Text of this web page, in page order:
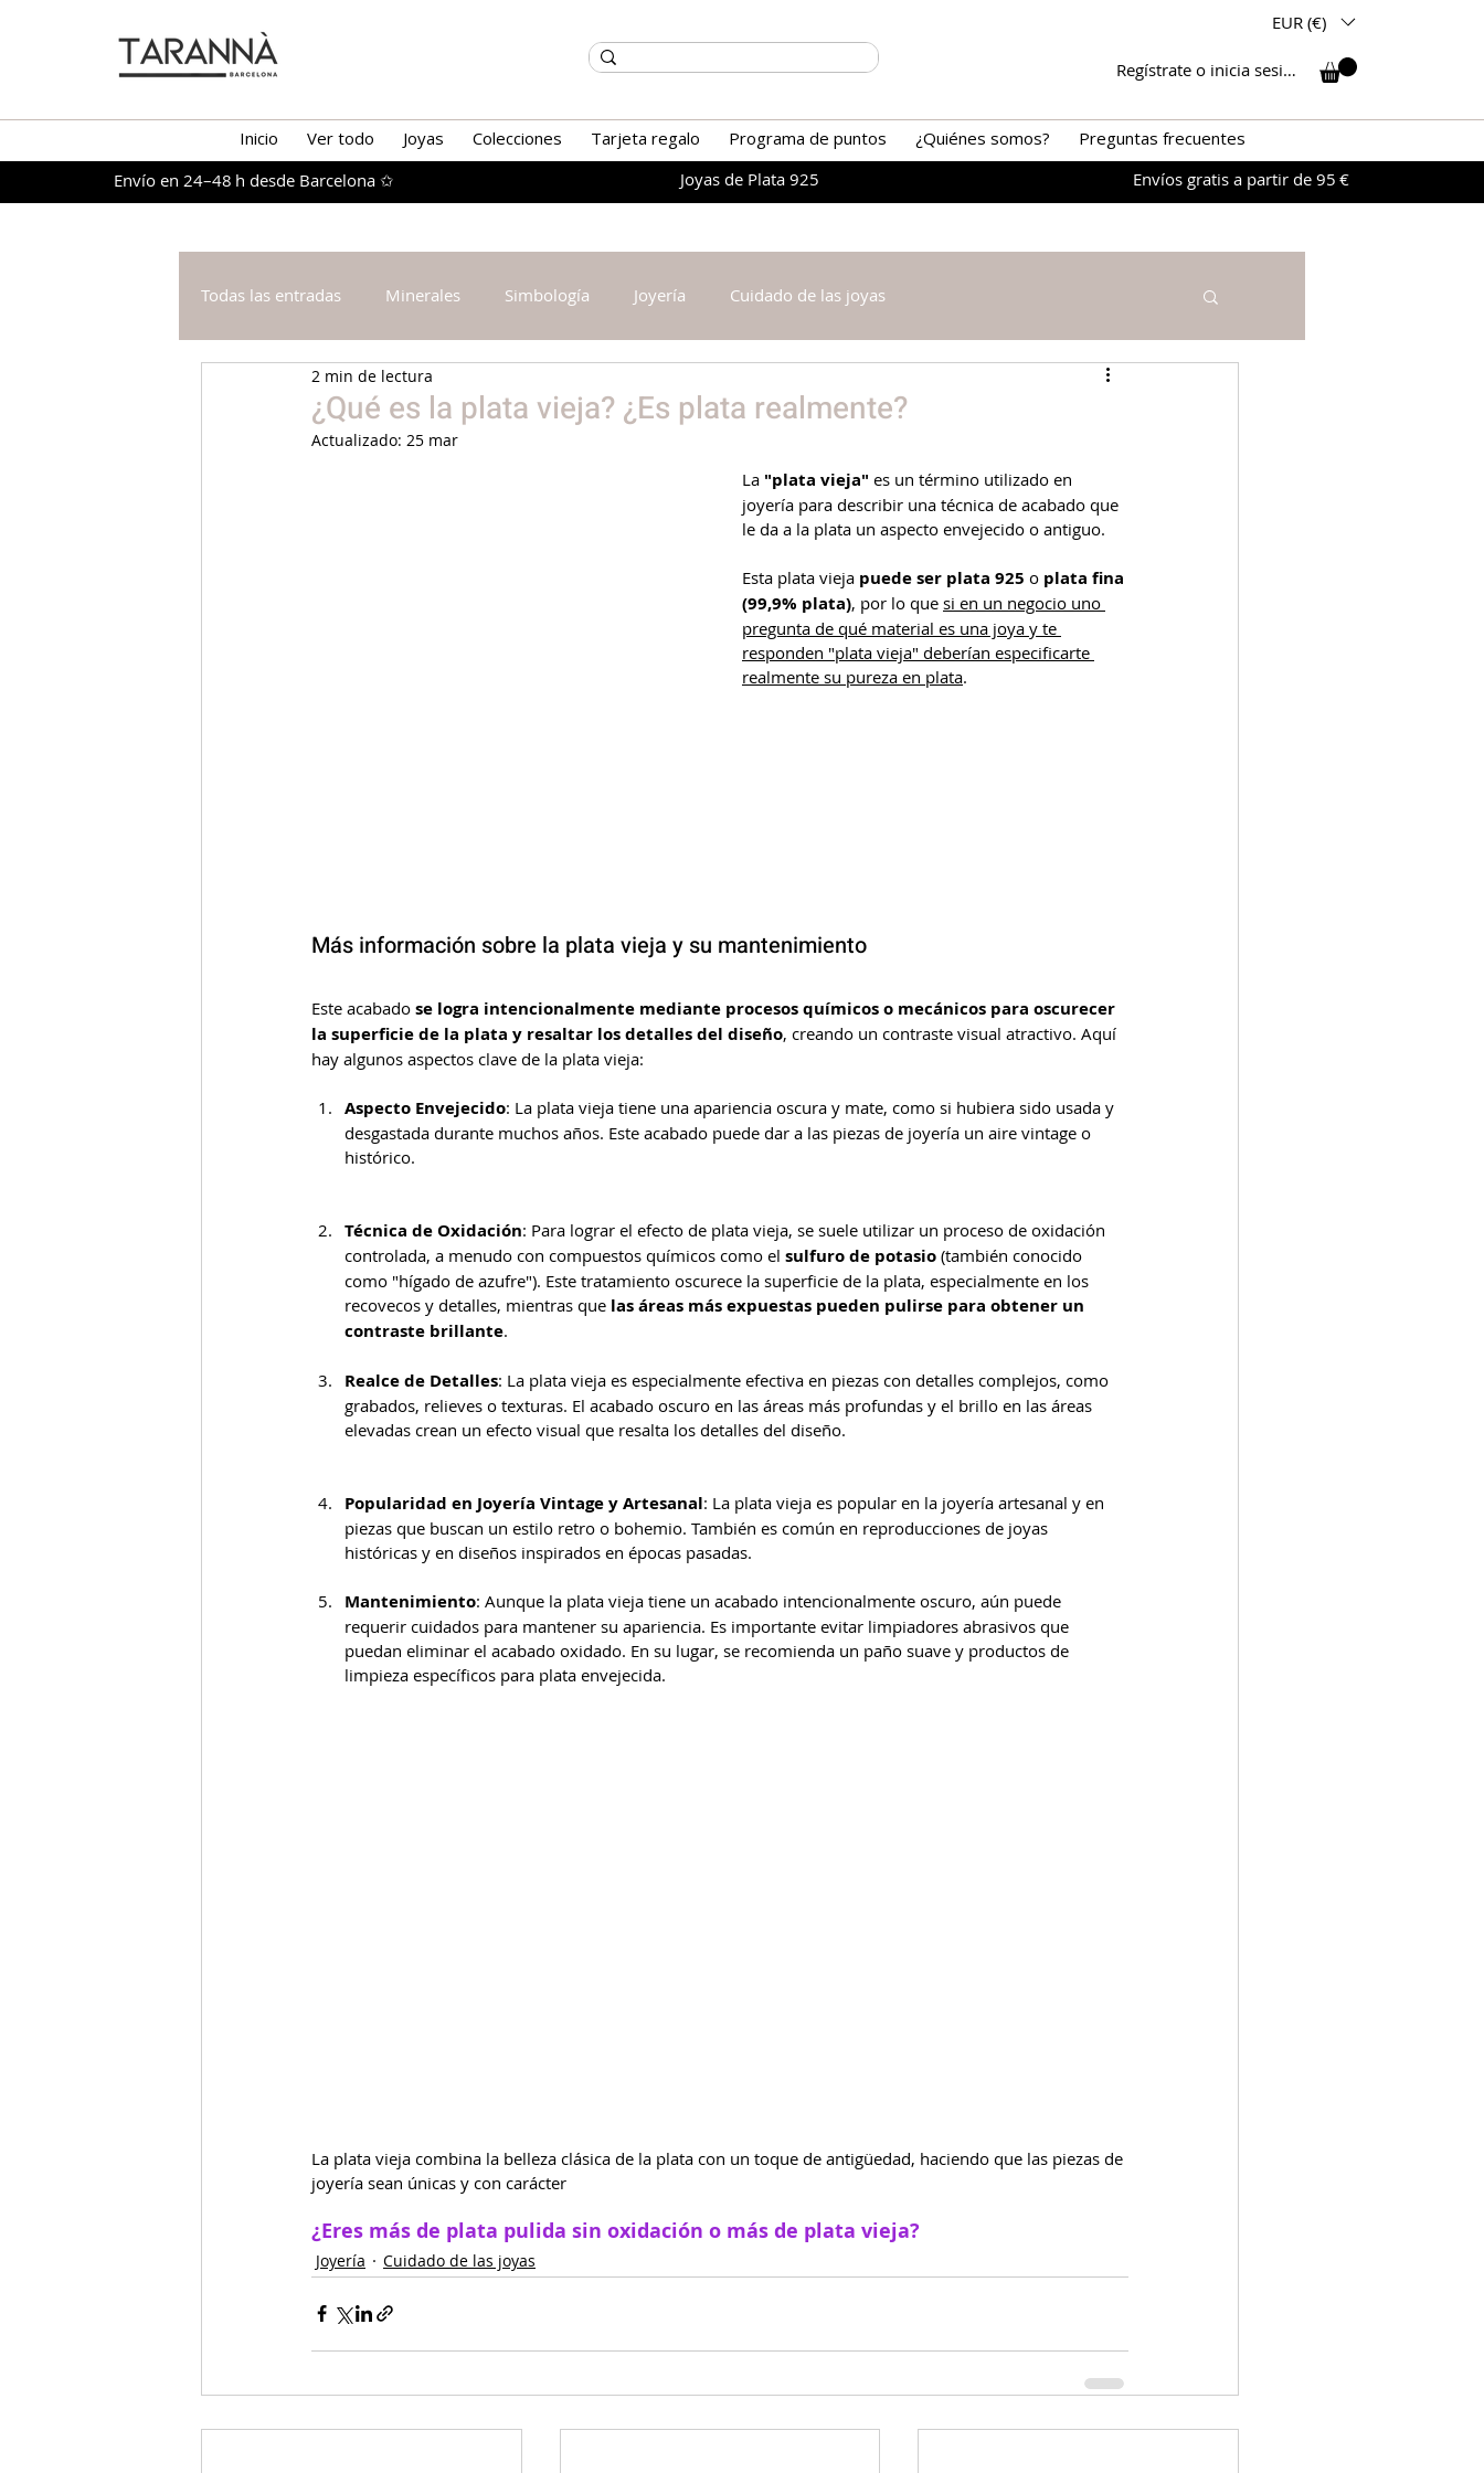
EUR (€)
Regístrate o inicia sesión
Inicio Ver todo Joyas Colecciones Tarjeta regalo Programa de puntos ¿Quiénes somos?
Preguntas frecuentes
Envío en 24–48 h desde Barcelona ✩
Joyas de Plata 925 Envíos gratis a partir de 95 €
Todas las entradas Minerales Simbología Joyería Cuidado de las joyas
¿Qué es la plata vieja? ¿Es plata realmente?
2 min de lectura
Actualizado: 25 mar
La "plata vieja" es un término utilizado en
joyería para describir una técnica de acabado que
le da a la plata un aspecto envejecido o antiguo.
Esta plata vieja puede ser plata 925 o plata fina
(99,9% plata), por lo que si en un negocio uno
pregunta de qué material es una joya y te
responden "plata vieja" deberían especificarte
realmente su pureza en plata.
Más información sobre la plata vieja y su mantenimiento
Este acabado se logra intencionalmente mediante procesos químicos o mecánicos para oscurecer
la superficie de la plata y resaltar los detalles del diseño, creando un contraste visual atractivo. Aquí
hay algunos aspectos clave de la plata vieja:
Aspecto Envejecido: La plata vieja tiene una apariencia oscura y mate, como si hubiera sido usada y
desgastada durante muchos años. Este acabado puede dar a las piezas de joyería un aire vintage o
histórico.
Técnica de Oxidación: Para lograr el efecto de plata vieja, se suele utilizar un proceso de oxidación
controlada, a menudo con compuestos químicos como el sulfuro de potasio (también conocido
como "hígado de azufre"). Este tratamiento oscurece la superficie de la plata, especialmente en los
recovecos y detalles, mientras que las áreas más expuestas pueden pulirse para obtener un
contraste brillante.
Realce de Detalles: La plata vieja es especialmente efectiva en piezas con detalles complejos, como
grabados, relieves o texturas. El acabado oscuro en las áreas más profundas y el brillo en las áreas
elevadas crean un efecto visual que resalta los detalles del diseño.
Popularidad en Joyería Vintage y Artesanal: La plata vieja es popular en la joyería artesanal y en
piezas que buscan un estilo retro o bohemio. También es común en reproducciones de joyas
históricas y en diseños inspirados en épocas pasadas.
Mantenimiento: Aunque la plata vieja tiene un acabado intencionalmente oscuro, aún puede
requerir cuidados para mantener su apariencia. Es importante evitar limpiadores abrasivos que
puedan eliminar el acabado oxidado. En su lugar, se recomienda un paño suave y productos de
limpieza específicos para plata envejecida.
La plata vieja combina la belleza clásica de la plata con un toque de antigüedad, haciendo que las piezas de
joyería sean únicas y con carácter
¿Eres más de plata pulida sin oxidación o más de plata vieja?
Joyería Cuidado de las joyas